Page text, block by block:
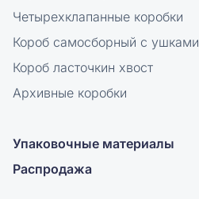
Четырехклапанные коробки
Короб самосборный с ушками
Короб ласточкин хвост
Архивные коробки
Упаковочные материалы
Распродажа